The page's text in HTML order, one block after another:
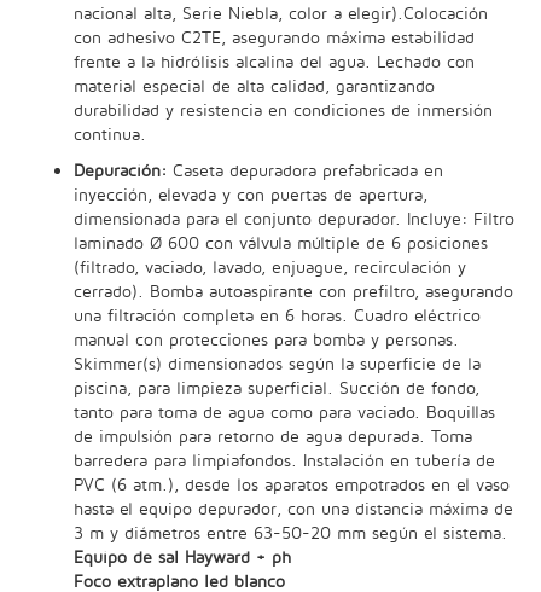
nacional alta, Serie Niebla, color a elegir).Colocación
con adhesivo C2TE, asegurando máxima estabilidad
frente a la hidrólisis alcalina del agua. Lechado con
material especial de alta calidad, garantizando
durabilidad y resistencia en condiciones de inmersión
continua.
Depuración: Caseta depuradora prefabricada en
inyección, elevada y con puertas de apertura,
dimensionada para el conjunto depurador. Incluye: Filtro
laminado Ø 600 con válvula múltiple de 6 posiciones
(filtrado, vaciado, lavado, enjuague, recirculación y
cerrado). Bomba autoaspirante con prefiltro, asegurando
una filtración completa en 6 horas. Cuadro eléctrico
manual con protecciones para bomba y personas.
Skimmer(s) dimensionados según la superficie de la
piscina, para limpieza superficial. Succión de fondo,
tanto para toma de agua como para vaciado. Boquillas
de impulsión para retorno de agua depurada. Toma
barredera para limpiafondos. Instalación en tubería de
PVC (6 atm.), desde los aparatos empotrados en el vaso
hasta el equipo depurador, con una distancia máxima de
3 m y diámetros entre 63-50-20 mm según el sistema.
Equipo de sal Hayward + ph
Foco extraplano led blanco